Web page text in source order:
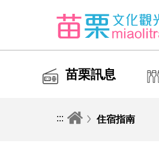
苗栗訊息
::: 住宿指南